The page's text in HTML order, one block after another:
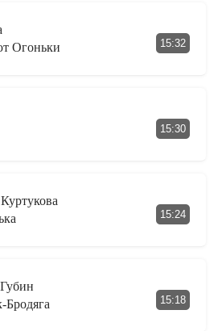
Огоньки
15:32
15:30
15:24
Бродяга
15:18